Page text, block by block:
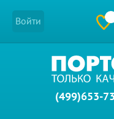
Войти
(499)653-